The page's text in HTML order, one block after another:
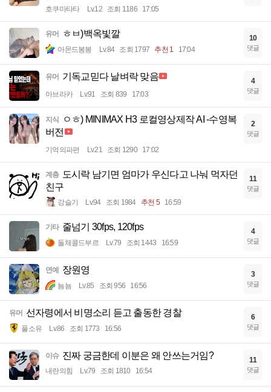
호쿠마타타 Lv.12 조회 1186 17:05
유머 ㅎㅂ)백옥빛깔
아몬드봉봉 Lv.84 조회 1797 추천 1 17:04
10
댓글
유머 기독교믿다 날벼락 맞음
아브라카 Lv.91 조회 839 17:03
4
댓글
지식
ㅇㅎ) MINIMAX H3 로컬영상제작 AI -수영복
버전
기억의파편 Lv.21 조회 1290 17:02
2
댓글
계층 도시락 남기면 엄마가 우신다고 나눠 먹자던
친구
강슬기 Lv.94 조회 1984 추천 5 16:59
11
댓글
기타 줄넘기 30fps, 120fps
돌체콜드부르 Lv.79 조회 1443 16:59
4
댓글
연예 장원영
뇸뇸 Lv.85 조회 956 16:56
3
댓글
유머 선자령에서 비명소리 듣고 출동한 경찰
풀소유 Lv.86 조회 1773 16:56
6
댓글
이슈 진짜 궁금한데 이분은 왜 안쓰는거임?
내란의힘 Lv.79 조회 1810 16:54
11
댓글